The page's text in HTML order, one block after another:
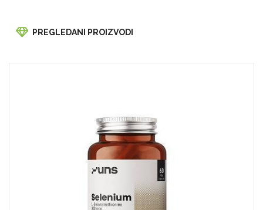
PREGLEDANI PROIZVODI